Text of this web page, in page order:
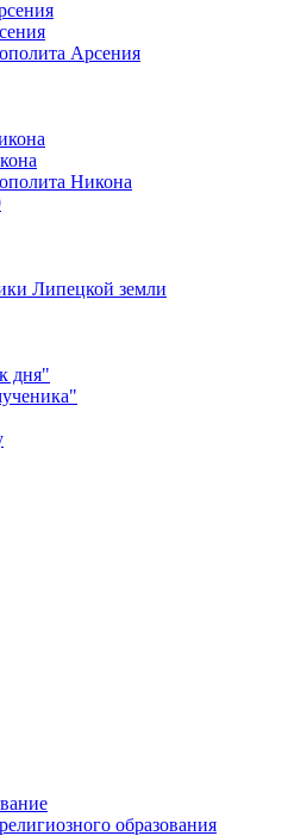
Арсения
Никона
Липецкой земли
дня"
образования